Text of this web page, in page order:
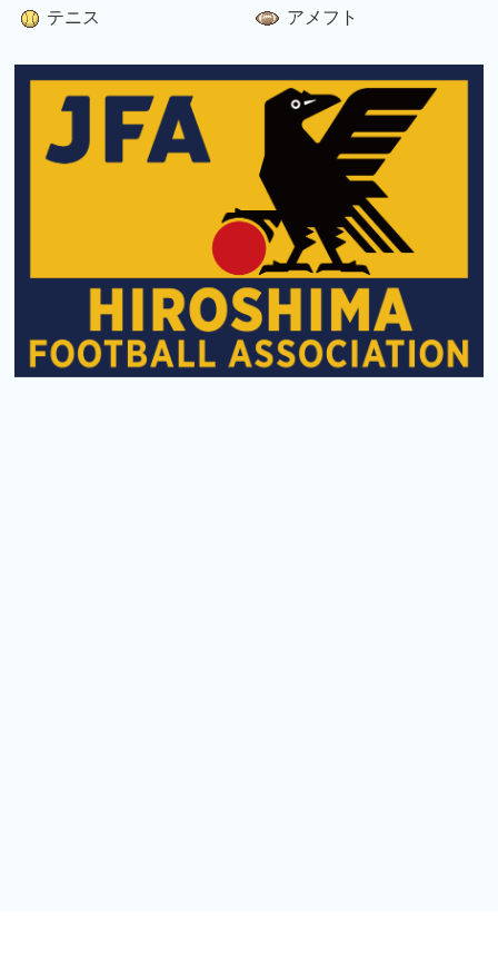
テニス アメフト